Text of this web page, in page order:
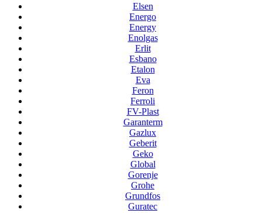
Elsen
Energo
Energy
Enolgas
Erlit
Esbano
Etalon
Eva
Feron
Ferroli
FV-Plast
Garanterm
Gazlux
Geberit
Geko
Global
Gorenje
Grohe
Grundfos
Guratec